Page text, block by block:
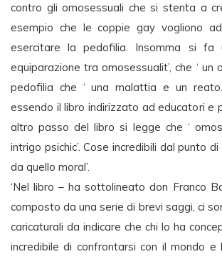
contro gli omosessuali che si stenta a
esempio che le coppie gay vogliono
esercitare la pedofilia. Insomma si fa
equiparazione tra omosessualit’, che ‘ un
pedofilia che ‘ una malattia e un reato.
essendo il libro indirizzato ad educatori e
altro passo del libro si legge che ‘
intrigo psichic’. Cose incredibili dal punto
da quello moral’.
‘Nel libro – ha sottolineato don Franco
composto da una serie di brevi saggi, ci
caricaturali da indicare che chi lo ha
incredibile di confrontarsi con il mondo e